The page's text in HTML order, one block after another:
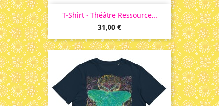
T-Shirt - Théâtre Ressource...
Prix
31,00 €